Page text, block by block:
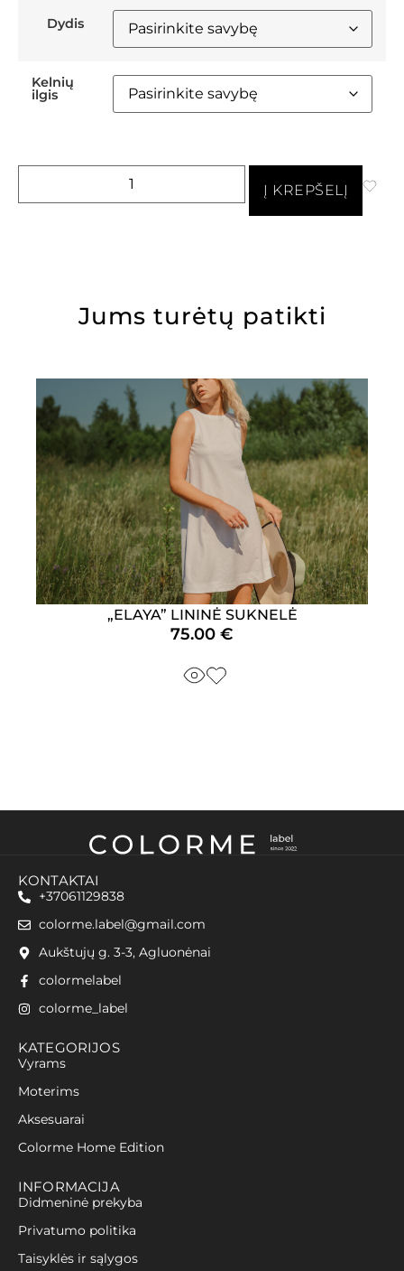
Dydis
Kelnių
ilgis
Į KREPŠELĮ
Jums turėtų patikti
„ELAYA” LININĖ SUKNELĖ
75.00 €
KONTAKTAI
+37061129838
colorme.label@gmail.com
Aukštujų g. 3-3, Agluonėnai
colormelabel
colorme_label
KATEGORIJOS
Vyrams
Moterims
Aksesuarai
Colorme Home Edition
INFORMACIJA
Didmeninė prekyba
Privatumo politika
Taisyklės ir sąlygos